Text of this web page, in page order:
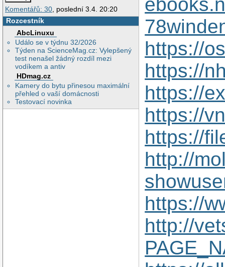
Komentářů: 30 , poslední 3.4. 20:20
Rozcestník
AbcLinuxu
Událo se v týdnu 32/2026
Týden na ScienceMag.cz: Vylepšený
test nenašel žádný rozdíl mezi
vodíkem a antiv
HDmag.cz
Kamery do bytu přinesou maximální
přehled o vaší domácnosti
Testovací novinka
https://
https://
https://
https://
https://
http://
https://
http://